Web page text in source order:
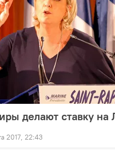
делают ставку на
2017, 22:43